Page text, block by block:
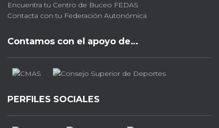
Encuentra tu Centro de Buceo FEDAS
Contacta con tu Federación Autonómica
Contamos con el apoyo de…
PERFILES SOCIALES